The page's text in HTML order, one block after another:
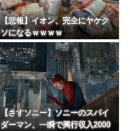
【悲報】イオン、完全にヤケク
ソになるｗｗｗｗ
【さすソニー】ソニーのスパイ
ダーマン、一瞬で興行収入2000